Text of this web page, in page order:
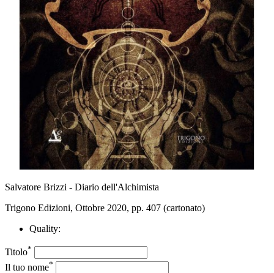
Salvatore Brizzi - Diario dell'Alchimista
Trigono Edizioni, Ottobre 2020, pp. 407 (cartonato)
Quality:
Titolo*
Il tuo nome*